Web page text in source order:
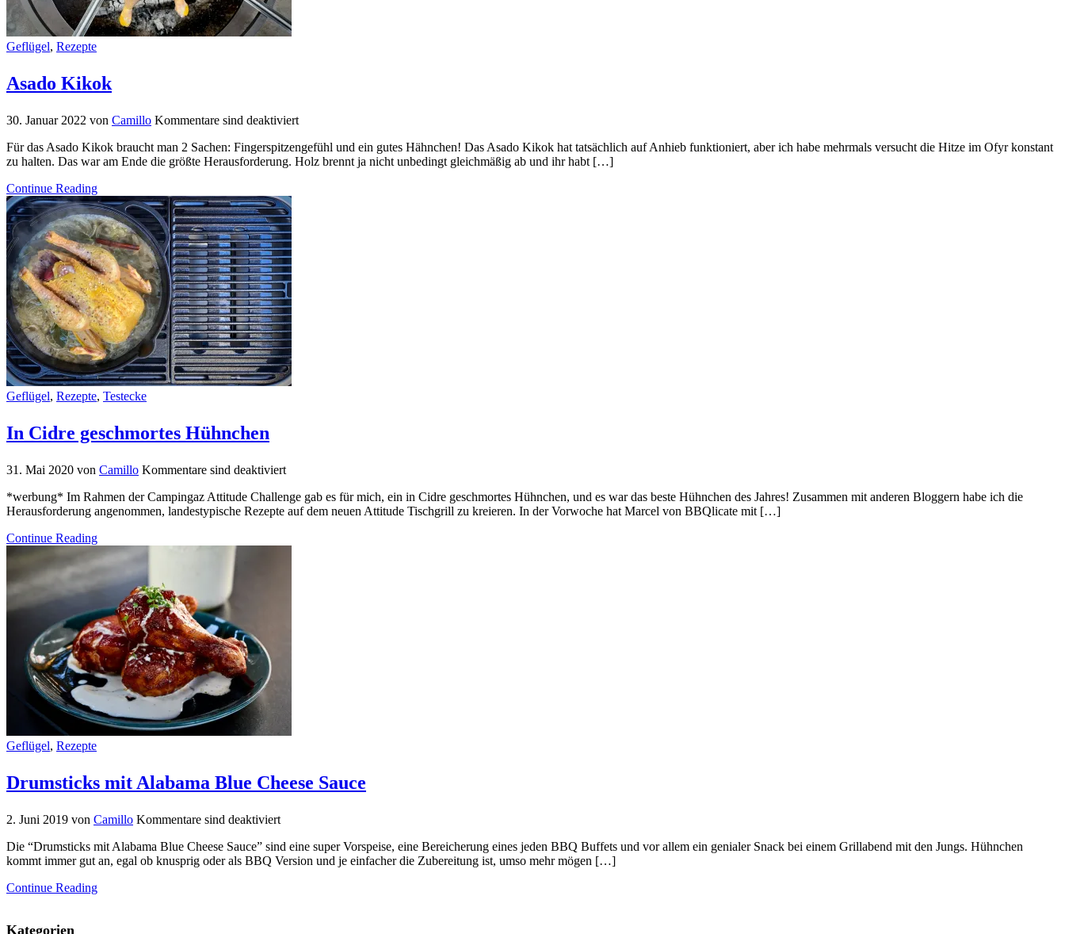
Geflügel, Rezepte
Asado Kikok
30. Januar 2022 von Camillo Kommentare sind deaktiviert
Für das Asado Kikok braucht man 2 Sachen: Fingerspitzengefühl und ein gutes Hähnchen! Das Asado Kikok hat tatsächlich auf Anhieb funktioniert, aber ich habe mehrmals versucht die Hitze im Ofyr konstant
zu halten. Das war am Ende die größte Herausforderung. Holz brennt ja nicht unbedingt gleichmäßig ab und ihr habt […]
Continue Reading
Geflügel, Rezepte, Testecke
In Cidre geschmortes Hühnchen
31. Mai 2020 von Camillo Kommentare sind deaktiviert
*werbung* Im Rahmen der Campingaz Attitude Challenge gab es für mich, ein in Cidre geschmortes Hühnchen, und es war das beste Hühnchen des Jahres! Zusammen mit anderen Bloggern habe ich die
Herausforderung angenommen, landestypische Rezepte auf dem neuen Attitude Tischgrill zu kreieren. In der Vorwoche hat Marcel von BBQlicate mit […]
Continue Reading
Geflügel, Rezepte
Drumsticks mit Alabama Blue Cheese Sauce
2. Juni 2019 von Camillo Kommentare sind deaktiviert
Die “Drumsticks mit Alabama Blue Cheese Sauce” sind eine super Vorspeise, eine Bereicherung eines jeden BBQ Buffets und vor allem ein genialer Snack bei einem Grillabend mit den Jungs. Hühnchen
kommt immer gut an, egal ob knusprig oder als BBQ Version und je einfacher die Zubereitung ist, umso mehr mögen […]
Continue Reading
Kategorien